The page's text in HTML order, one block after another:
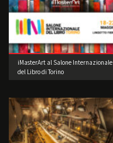
iMasterArt al Salone Internazionale
del Libro di Torino